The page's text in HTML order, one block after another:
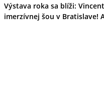
Výstava roka sa blíži:
imerzívnej šou v Bratislave!